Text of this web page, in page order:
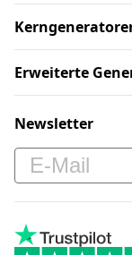
Erweiterte
Newsletter